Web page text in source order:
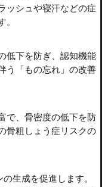
ッシュや寝汗などの症
。
低下を防ぎ、認知機能
う「もの忘れ」の改善
で、骨密度の低下を防
骨粗しょう症リスクの
生成を促進します。